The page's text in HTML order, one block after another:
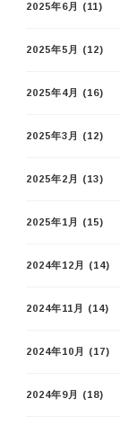
2025年6月 (11)
2025年5月 (12)
2025年4月 (16)
2025年3月 (12)
2025年2月 (13)
2025年1月 (15)
2024年12月 (14)
2024年11月 (14)
2024年10月 (17)
2024年9月 (18)